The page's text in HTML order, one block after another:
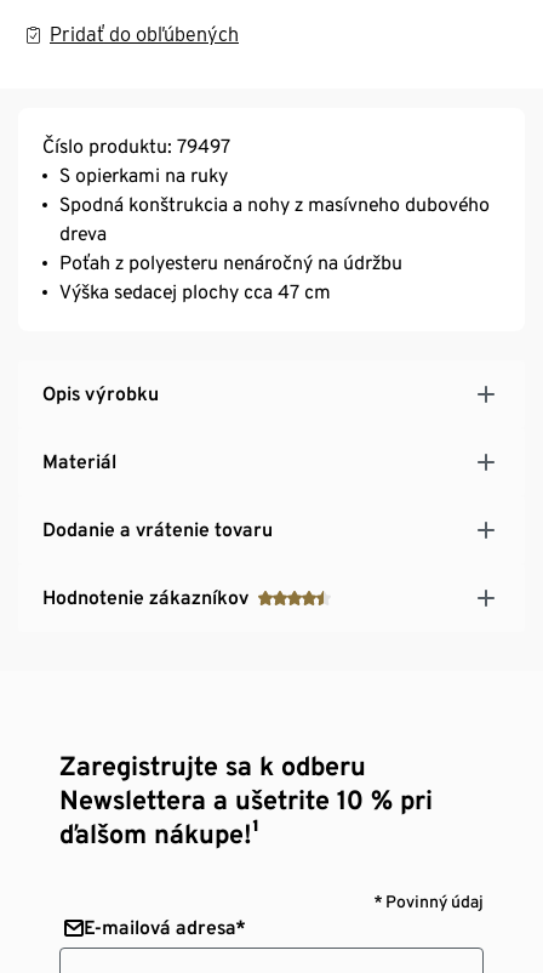
Pridať do obľúbených
Číslo produktu: 79497
S opierkami na ruky
Spodná konštrukcia a nohy z masívneho dubového
dreva
Poťah z polyesteru nenáročný na údržbu
Výška sedacej plochy cca 47 cm
Opis výrobku
Materiál
Dodanie a vrátenie tovaru
Hodnotenie zákazníkov
Zaregistrujte sa k odberu
Newslettera a ušetrite 10 % pri
ďalšom nákupe!¹
* Povinný údaj
E-mailová adresa*